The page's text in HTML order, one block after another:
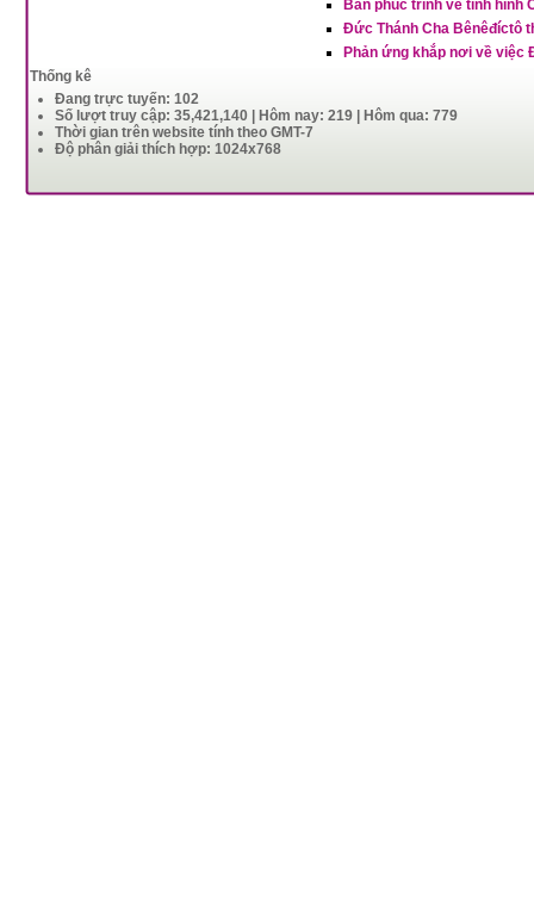
Bản phúc trình về tình hình
Đức Thánh Cha Bênêđíctô
Phản ứng khắp nơi về việc
Thống kê
Đang trực tuyến: 102
Số lượt truy cập: 35,421,140 | Hôm nay: 219 | Hôm qua: 779
Thời gian trên website tính theo GMT-7
Độ phân giải thích hợp: 1024x768